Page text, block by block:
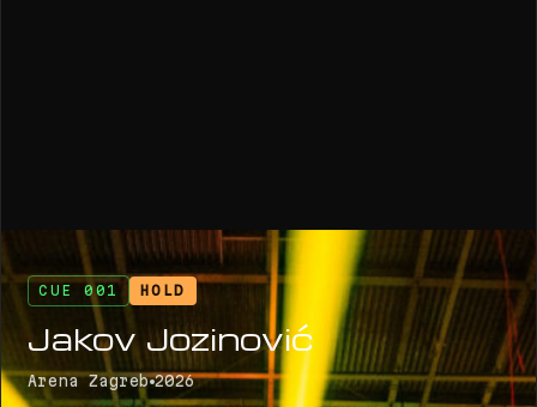
CUE 001 HOLD
Jakov Jozinović
Arena Zagreb 2026